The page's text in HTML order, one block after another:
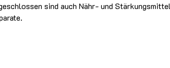
sind auch Nähr- und